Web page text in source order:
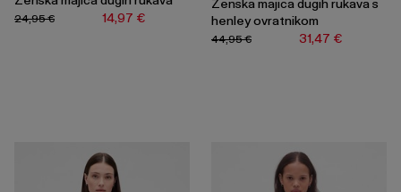
14,97 €
24,95 €
Ženska majica dugih rukava s
henley ovratnikom
31,47 €
44,95 €